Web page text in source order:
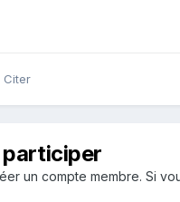
Citer
participer
un compte membre. Si